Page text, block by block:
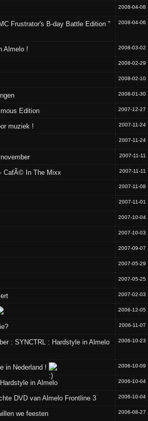
2008-04-08
Frustrator's B-day Battle Edition " 2008-04-06
Almelo ! 2008-03-02
2008-02-29
2008-02-10
2008-01-30
Edition 2007-12-27
muziek ! 2007-11-24
2007-11-24
2007-11-11
CafÃ© In The Mixx 2007-11-11
2007-11-08
2007-11-01
2007-10-04
2007-10-03
2007-09-07
2007-05-29
2007-05-25
2007-02-03
2006-12-05
2006-11-07
: SYNCTRL : Hardstyle in Almelo 2006-10-23
in Nederland ! 2006-10-09
in Almelo 2006-10-04
DVD van Almelo Frontline 3 2006-10-04
we feesten 2006-08-27